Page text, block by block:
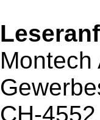
Montech
CH-